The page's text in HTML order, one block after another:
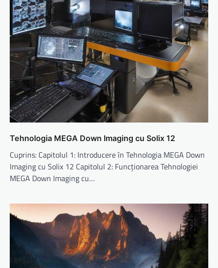
Tehnologia MEGA Down Imaging cu Solix 12
Cuprins: Capitolul 1: Introducere în Tehnologia MEGA Down
Imaging cu Solix 12 Capitolul 2: Funcționarea Tehnologiei
MEGA Down Imaging cu…